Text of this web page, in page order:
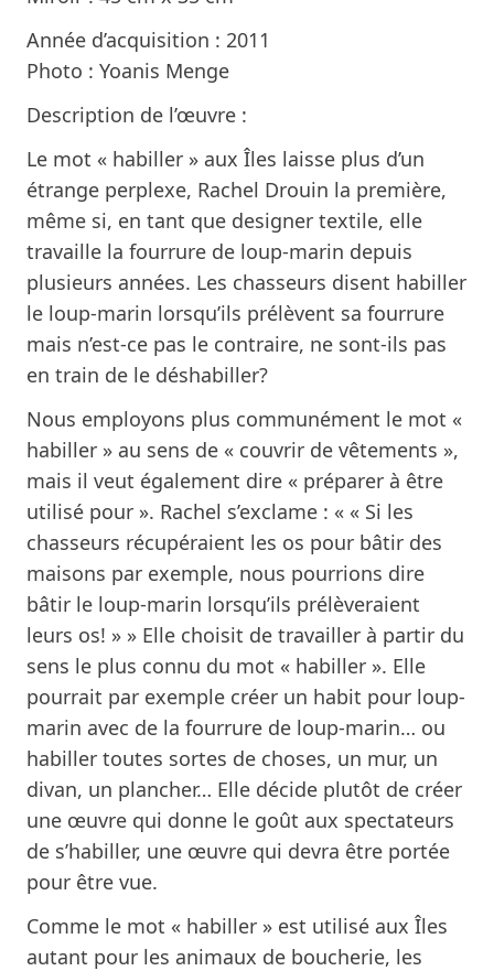
Année d’acquisition : 2011
Photo : Yoanis Menge
Description de l’œuvre :
Le mot « habiller » aux Îles laisse plus d’un
étrange perplexe, Rachel Drouin la première,
même si, en tant que designer textile, elle
travaille la fourrure de loup-marin depuis
plusieurs années. Les chasseurs disent habiller
le loup-marin lorsqu’ils prélèvent sa fourrure
mais n’est-ce pas le contraire, ne sont-ils pas
en train de le déshabiller?
Nous employons plus communément le mot «
habiller » au sens de « couvrir de vêtements »,
mais il veut également dire « préparer à être
utilisé pour ». Rachel s’exclame : « « Si les
chasseurs récupéraient les os pour bâtir des
maisons par exemple, nous pourrions dire
bâtir le loup-marin lorsqu’ils prélèveraient
leurs os! » » Elle choisit de travailler à partir du
sens le plus connu du mot « habiller ». Elle
pourrait par exemple créer un habit pour loup-
marin avec de la fourrure de loup-marin… ou
habiller toutes sortes de choses, un mur, un
divan, un plancher… Elle décide plutôt de créer
une œuvre qui donne le goût aux spectateurs
de s’habiller, une œuvre qui devra être portée
pour être vue.
Comme le mot « habiller » est utilisé aux Îles
autant pour les animaux de boucherie, les